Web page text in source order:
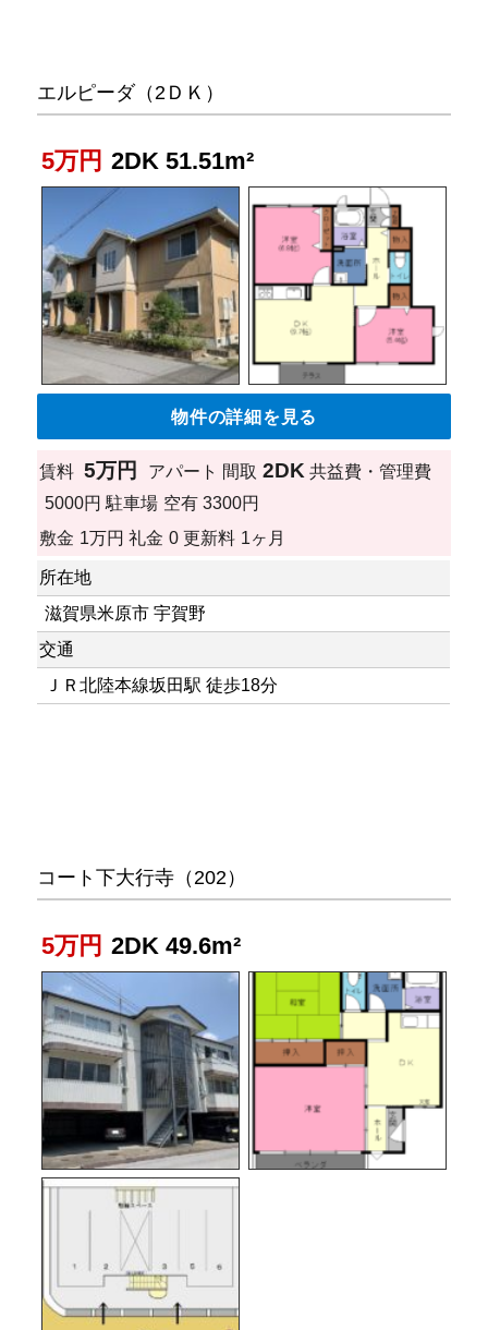
エルピーダ（2ＤＫ）
5万円 2DK 51.51m²
物件の詳細を見る
賃料 5万円 アパート 間取 2DK 共益費・管理費
5000円 駐車場 空有 3300円
敷金 1万円 礼金 0 更新料 1ヶ月
所在地
滋賀県米原市 宇賀野
交通
ＪＲ北陸本線坂田駅 徒歩18分
コート下大行寺（202）
5万円 2DK 49.6m²